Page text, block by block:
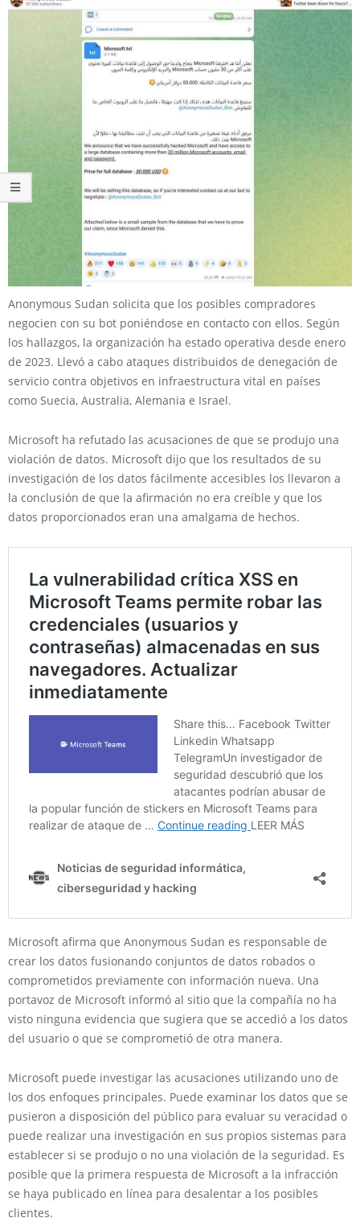
Anonymous Sudan solicita que los posibles compradores
negocien con su bot poniéndose en contacto con ellos. Según
los hallazgos, la organización ha estado operativa desde enero
de 2023. Llevó a cabo ataques distribuidos de denegación de
servicio contra objetivos en infraestructura vital en países
como Suecia, Australia, Alemania e Israel.
Microsoft ha refutado las acusaciones de que se produjo una
violación de datos. Microsoft dijo que los resultados de su
investigación de los datos fácilmente accesibles los llevaron a
la conclusión de que la afirmación no era creíble y que los
datos proporcionados eran una amalgama de hechos.
Microsoft afirma que Anonymous Sudan es responsable de
crear los datos fusionando conjuntos de datos robados o
comprometidos previamente con información nueva. Una
portavoz de Microsoft informó al sitio que la compañía no ha
visto ninguna evidencia que sugiera que se accedió a los datos
del usuario o que se comprometió de otra manera.
Microsoft puede investigar las acusaciones utilizando uno de
los dos enfoques principales. Puede examinar los datos que se
pusieron a disposición del público para evaluar su veracidad o
puede realizar una investigación en sus propios sistemas para
establecer si se produjo o no una violación de la seguridad. Es
posible que la primera respuesta de Microsoft a la infracción
se haya publicado en línea para desalentar a los posibles
clientes.